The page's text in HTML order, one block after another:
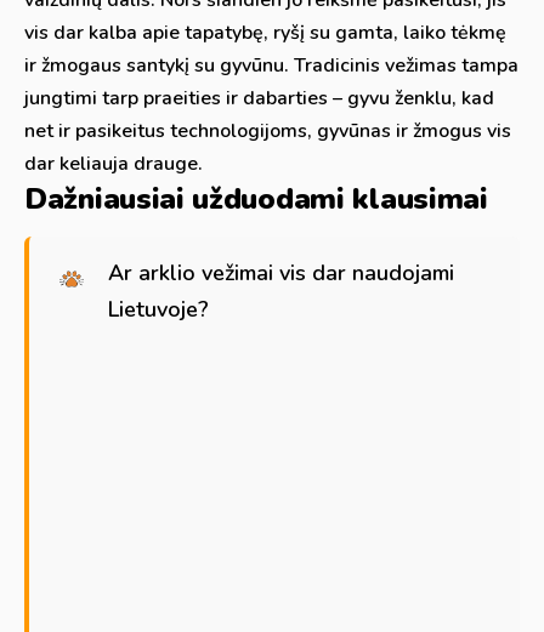
vis dar kalba apie tapatybę, ryšį su gamta, laiko tėkmę
ir žmogaus santykį su gyvūnu. Tradicinis vežimas tampa
jungtimi tarp praeities ir dabarties – gyvu ženklu, kad
net ir pasikeitus technologijoms, gyvūnas ir žmogus vis
dar keliauja drauge.
Dažniausiai užduodami klausimai
Ar arklio vežimai vis dar naudojami
Lietuvoje?